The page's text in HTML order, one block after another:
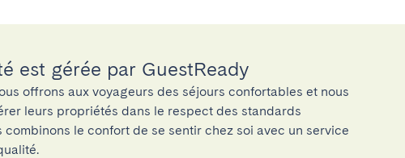
est gérée par GuestReady
offrons aux voyageurs des séjours confortables et nous
leurs propriétés dans le respect des standards
combinons le confort de se sentir chez soi avec un service